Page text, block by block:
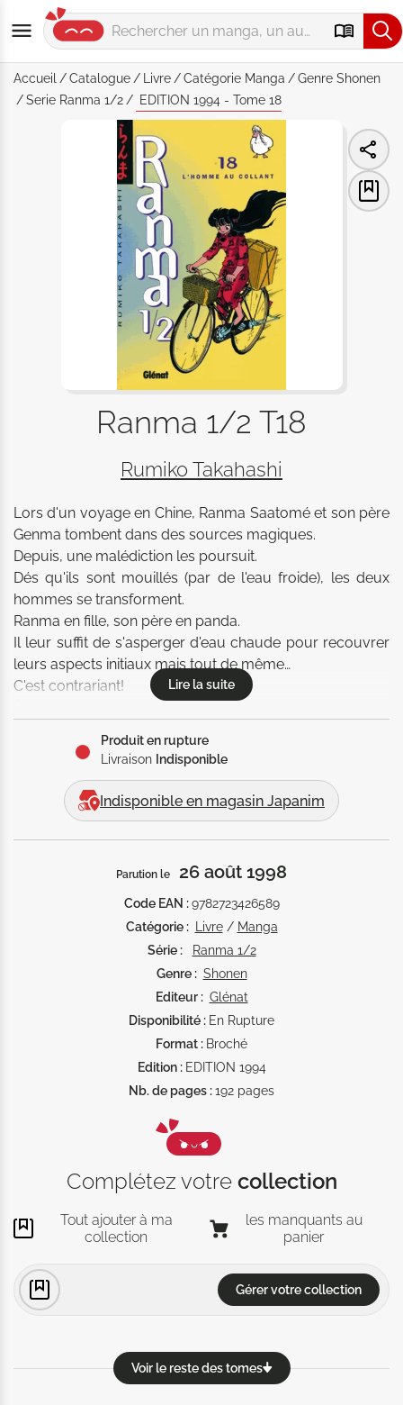
Accueil Catalogue Livre Catégorie Manga Genre Shonen
Serie Ranma 1/2 EDITION 1994 - Tome 18
Ranma 1/2 T18
Rumiko Takahashi
Lors d'un voyage en Chine, Ranma Saatomé et son père
Genma tombent dans des sources magiques.
Depuis, une malédiction les poursuit.
Dés qu'ils sont mouillés (par de l'eau froide), les deux
hommes se transforment.
Ranma en fille, son père en panda.
Il leur suffit de s'asperger d'eau chaude pour recouvrer
leurs aspects initiaux mais tout de même…
C'est contrariant!
Il a une réputation à tenir!
Cette idée saugrenue: le combattant (d'habitude si viril)
est hermaphrodite, a germé dans le cerveau de la
malicieuse Rumiko Takahashi.
La dessinatrice part de ce postulat inattendu pour
De nombreux personnages (hermaphrodites ou pas)
gravitent autour de Ranma.
D'innombrables scènes de combat ponctuent leurs
aventures mais Rumiko Takahashi s'amuse à renouveler
le genre en les décrivant sur un mode satirique.
Bref, ce manga fantaisiste a un petit aspect bric-à-brac
karaté beaucoup moins imaginatifs! --romat
Lire la suite
Produit en rupture
Livraison Indisponible
Indisponible en magasin Japanim
Parution le 26 août 1998
Code EAN :9782723426589
Catégorie :
Livre/ Manga
Série :
Ranma 1/2
Genre : Shonen
Editeur : Glénat
Disponibilité : En Rupture
Format : Broché
Edition : EDITION 1994
Nb. de pages :192 pages
Complétez votre collection
Tout ajouter à ma
collection
les manquants au
panier
Gérer votre collection
Voir le reste des tomes